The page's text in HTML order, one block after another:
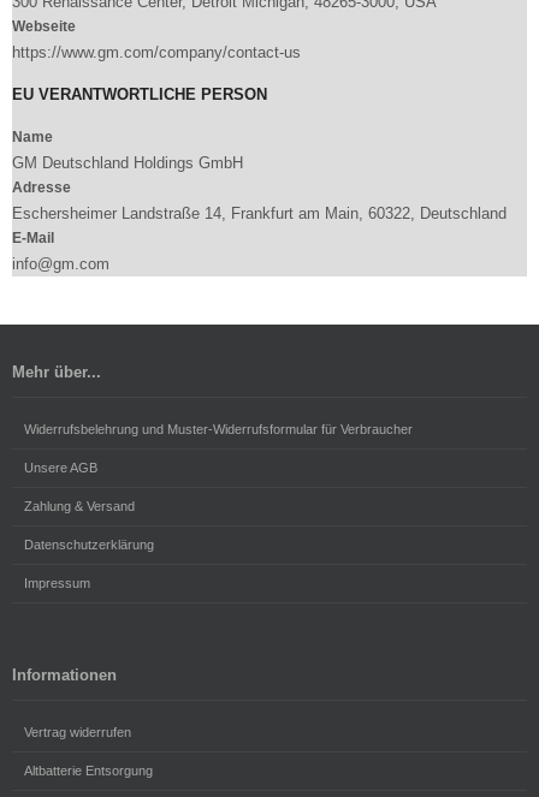
Webseite
https://www.gm.com/company/contact-us
EU VERANTWORTLICHE PERSON
Name
GM Deutschland Holdings GmbH
Adresse
Eschersheimer Landstraße 14, Frankfurt am Main, 60322, Deutschland
E-Mail
info@gm.com
Mehr über...
Widerrufsbelehrung und Muster-Widerrufsformular für Verbraucher
Unsere AGB
Zahlung & Versand
Datenschutzerklärung
Impressum
Informationen
Vertrag widerrufen
Altbatterie Entsorgung